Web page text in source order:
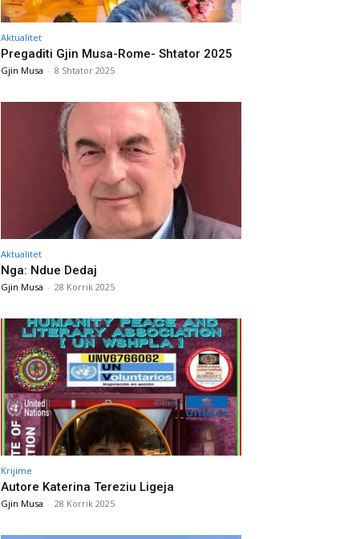
Aktualitet
Pregaditi Gjin Musa-Rome- Shtator 2025
Gjin Musa - 8 Shtator 2025
Aktualitet
Nga: Ndue Dedaj
Gjin Musa - 28 Korrik 2025
Krijime
Autore Katerina Tereziu Ligeja
Gjin Musa - 28 Korrik 2025